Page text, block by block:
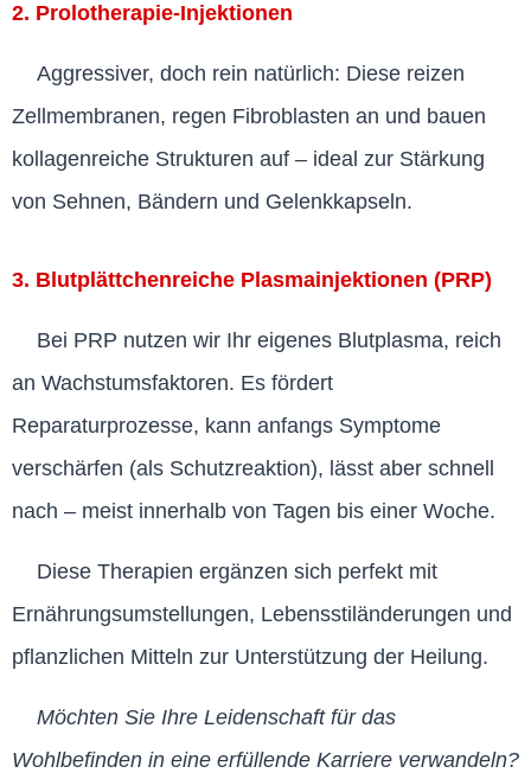
2. Prolotherapie-Injektionen
Aggressiver, doch rein natürlich: Diese reizen
Zellmembranen, regen Fibroblasten an und bauen
kollagenreiche Strukturen auf – ideal zur Stärkung
von Sehnen, Bändern und Gelenkkapseln.
3. Blutplättchenreiche Plasmainjektionen (PRP)
Bei PRP nutzen wir Ihr eigenes Blutplasma, reich
an Wachstumsfaktoren. Es fördert
Reparaturprozesse, kann anfangs Symptome
verschärfen (als Schutzreaktion), lässt aber schnell
nach – meist innerhalb von Tagen bis einer Woche.
Diese Therapien ergänzen sich perfekt mit
Ernährungsumstellungen, Lebensstiländerungen und
pflanzlichen Mitteln zur Unterstützung der Heilung.
Möchten Sie Ihre Leidenschaft für das
Wohlbefinden in eine erfüllende Karriere verwandeln?